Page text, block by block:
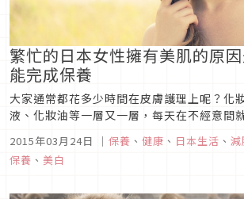
繁忙的日本女性擁有美肌的原
能完成保養
大家通常都花多少時間在皮膚護理上呢？化
液、化妝油等一層又一層，每天在不經意間
嗎？既然都花了時間，但若不以正確的方式
得到好的效果的。重要的是，皮膚保養的內容。 能達到美
2015年03月24日 ｜ 保養 、 健康 、 日本生活 、 減
保養 、 美白